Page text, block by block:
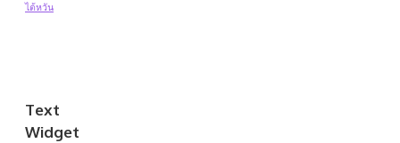
ไต้หวัน
Text
Widget